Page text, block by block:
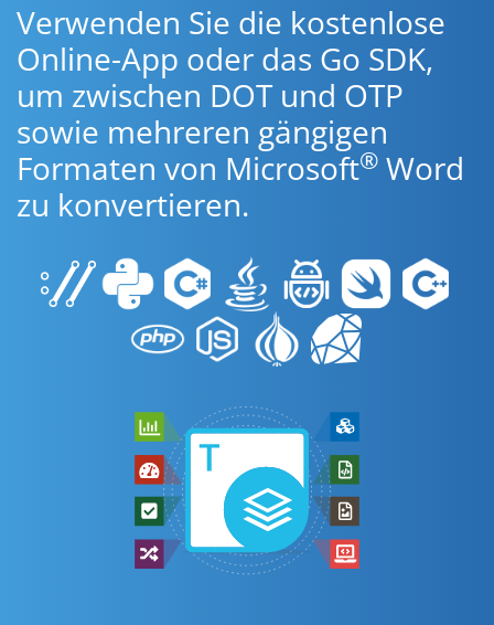
Verwenden Sie die kostenlose
Online-App oder das Go SDK,
um zwischen DOT und OTP
sowie mehreren gängigen
Formaten von Microsoft® Word
zu konvertieren.